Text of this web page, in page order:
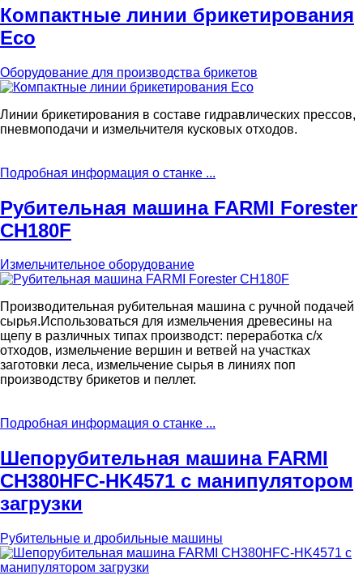
Компактные линии брикетирования
Eco
Оборудование для производства брикетов
Линии брикетирования в составе гидравлических прессов,
пневмоподачи и измельчителя кусковых отходов.
Подробная информация о станке ...
Рубительная машина FARMI Forester
CH180F
Измельчительное оборудование
Производительная рубительная машина с ручной подачей
сырья.Использоваться для измельчения древесины на
щепу в различных типах производст: переработка с/х
отходов, измельчение вершин и ветвей на участках
заготовки леса, измельчение сырья в линиях поп
производству брикетов и пеллет.
Подробная информация о станке ...
Шепорубительная машина FARMI
CH380HFC-HK4571 с манипулятором
загрузки
Рубительные и дробильные машины